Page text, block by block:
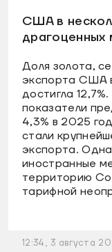
США в
драгоценных
Доля золота,
экспорта США
достигла
показатели
4,3% в 2025
стали
экспорта.
иностранные
территорию
тарифной
12:34, 3 августа